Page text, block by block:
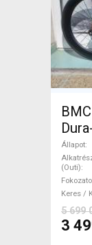
Di2
Állapot
(Outi)
Keres /
5 699
3